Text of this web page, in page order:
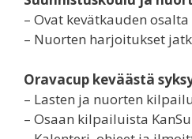
– Ovat kevätkauden
– Nuorten harjoitukset
Oravacup keväästä
– Lasten ja nuorten
– Osaan kilpailuista